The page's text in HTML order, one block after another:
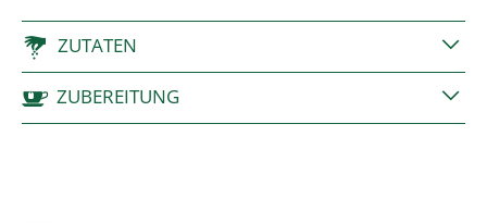
ZUTATEN
ZUBEREITUNG